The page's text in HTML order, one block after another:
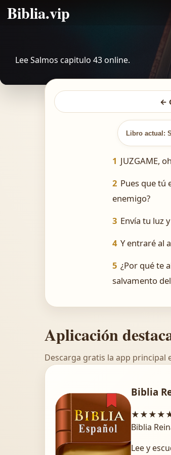
Biblia.vip
Lee Salmos capitulo 43 online.
←
Libro actual:
1 JUZGAME,
2 Pues que tú
enemigo?
3 Envía tu luz
4 Y entraré al
5 ¿Por qué te
salvamento
Aplicación
Descarga gratis la app principal
Biblia
Biblia
Lee y